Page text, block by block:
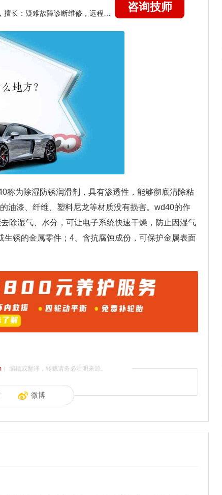
咨询技师
称为除湿防锈润滑剂，具有渗透性，能够彻底清除粘
油漆、纤维、塑料尼龙等材质没有损害。wd40的作
除湿气、水分，可让电子系统快速干燥，防止因湿气
锈的金属零件；4、含抗腐蚀成份，可保护金属表面
）编辑或翻译，转载请务必注明来源。
微博